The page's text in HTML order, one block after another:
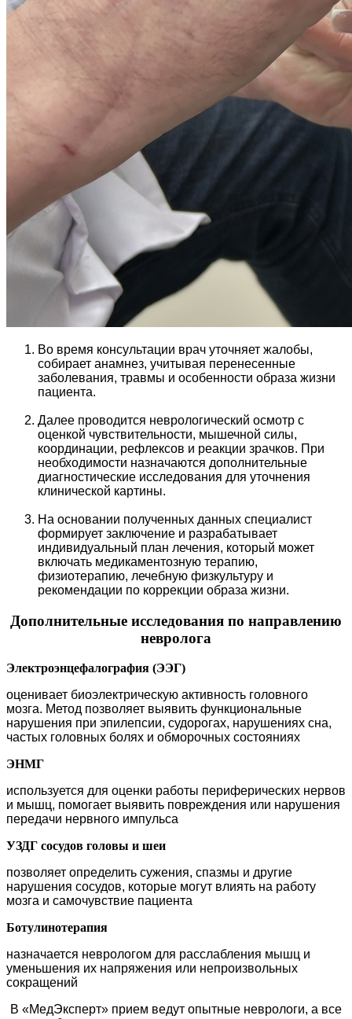
Во время консультации врач уточняет жалобы,
собирает анамнез, учитывая перенесенные
заболевания, травмы и особенности образа жизни
пациента.
Далее проводится неврологический осмотр с
оценкой чувствительности, мышечной силы,
координации, рефлексов и реакции зрачков. При
необходимости назначаются дополнительные
диагностические исследования для уточнения
клинической картины.
На основании полученных данных специалист
формирует заключение и разрабатывает
индивидуальный план лечения, который может
включать медикаментозную терапию,
физиотерапию, лечебную физкультуру и
рекомендации по коррекции образа жизни.
Дополнительные исследования по направлению
невролога
Электроэнцефалография (ЭЭГ)
оценивает биоэлектрическую активность головного
мозга. Метод позволяет выявить функциональные
нарушения при эпилепсии, судорогах, нарушениях сна,
частых головных болях и обморочных состояниях
ЭНМГ
используется для оценки работы периферических нервов
и мышц, помогает выявить повреждения или нарушения
передачи нервного импульса
УЗДГ сосудов головы и шеи
позволяет определить сужения, спазмы и другие
нарушения сосудов, которые могут влиять на работу
мозга и самочувствие пациента
Ботулинотерапия
назначается неврологом для расслабления мышц и
уменьшения их напряжения или непроизвольных
сокращений
В «МедЭксперт» прием ведут опытные неврологи, а все